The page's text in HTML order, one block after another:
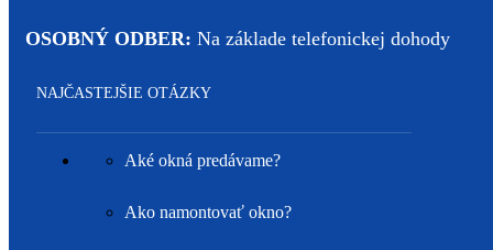
OSOBNÝ ODBER: Na základe telefonickej dohody
NAJČASTEJŠIE OTÁZKY
Aké okná predávame?
Ako namontovať okno?